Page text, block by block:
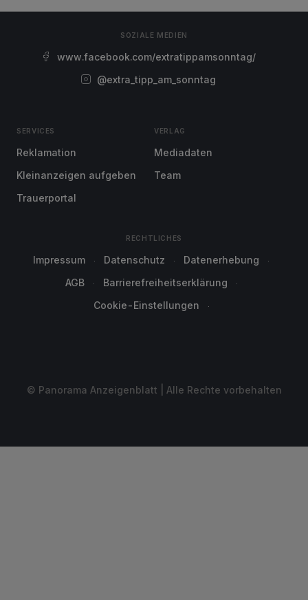
SOZIALE MEDIEN
www.facebook.com/extratippamsonntag/
@extra_tipp_am_sonntag
SERVICES
Reklamation
Kleinanzeigen aufgeben
Trauerportal
VERLAG
Mediadaten
Team
RECHTLICHES
Impressum Datenschutz
Datenerhebung
AGB
Barrierefreiheitserklärung
Cookie-Einstellungen
© Panorama Anzeigenblatt | Alle Rechte vorbehalten